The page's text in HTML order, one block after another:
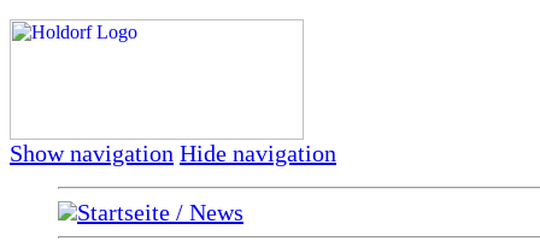
Show navigation Hide navigation
Startseite / News